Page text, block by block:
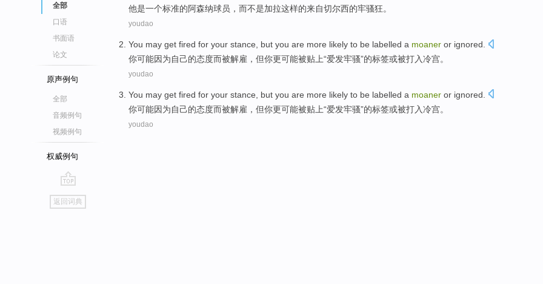
全部
口语
书面语
论文
原声例句
全部
音频例句
视频例句
权威例句
go
top
返回词典
他是一个标准的阿森纳球员 ， 而不是加拉这样的来自切尔西的牢骚狂。
youdao
You may get fired for your stance but you are more likely to be labelled a moaner or ignored.
你可能因为自己的态度而被解雇 ， 但你更可能被贴上“爱发牢骚”的标签或被打入冷宫。
youdao
You may get fired for your stance but you are more likely to be labelled a moaner or ignored.
你可能因为自己的态度而被解雇 ， 但你更可能被贴上“爱发牢骚”的标签或被打入冷宫。
youdao